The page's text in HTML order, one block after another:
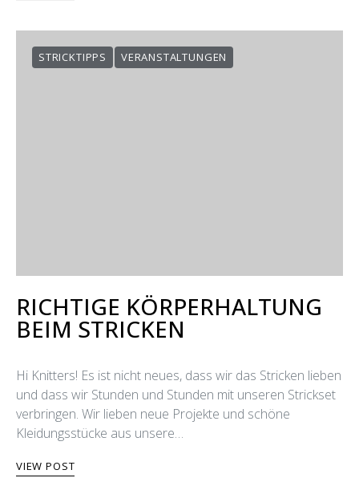
STRICKTIPPS VERANSTALTUNGEN
RICHTIGE KÖRPERHALTUNG
BEIM STRICKEN
Hi Knitters! Es ist nicht neues, dass wir das Stricken lieben
und dass wir Stunden und Stunden mit unseren Strickset
verbringen. Wir lieben neue Projekte und schöne
Kleidungsstücke aus unsere…
VIEW POST